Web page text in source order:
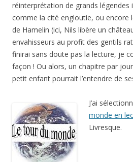
réinterprétation de grands légendes
comme la cité engloutie, ou encore
de Hamelin (ici, Nils libère un
envahisseurs au profit des gentils
finirai sans doute pas la lecture, je
façon ! Ou alors, un chapitre par
petit enfant pourrait l’entendre de
J’ai
monde en
Livresque.